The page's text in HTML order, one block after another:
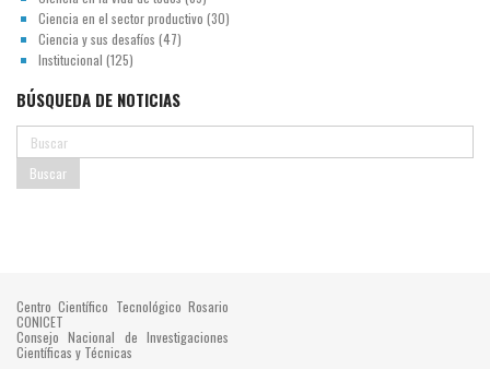
Ciencia en el sector productivo (30)
Ciencia y sus desafíos (47)
Institucional (125)
BÚSQUEDA DE NOTICIAS
Centro Científico Tecnológico Rosario
CONICET
Consejo Nacional de Investigaciones
Científicas y Técnicas